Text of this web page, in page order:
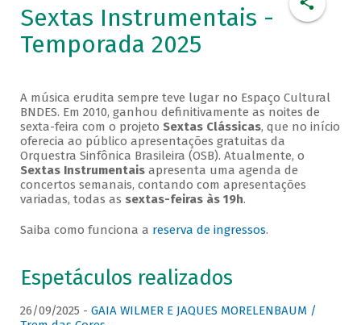
Sextas Instrumentais -
Temporada 2025
A música erudita sempre teve lugar no Espaço Cultural
BNDES. Em 2010, ganhou definitivamente as noites de
sexta-feira com o projeto Sextas Clássicas, que no início
oferecia ao público apresentações gratuitas da
Orquestra Sinfônica Brasileira (OSB). Atualmente, o
Sextas Instrumentaisapresenta uma agenda de
concertos semanais, contando com apresentações
variadas, todas as sextas-feiras às 19h.
Saiba como funciona a reserva de ingressos.
Espetáculos realizados
26/09/2025 - GAIA WILMER E JAQUES MORELENBAUM /